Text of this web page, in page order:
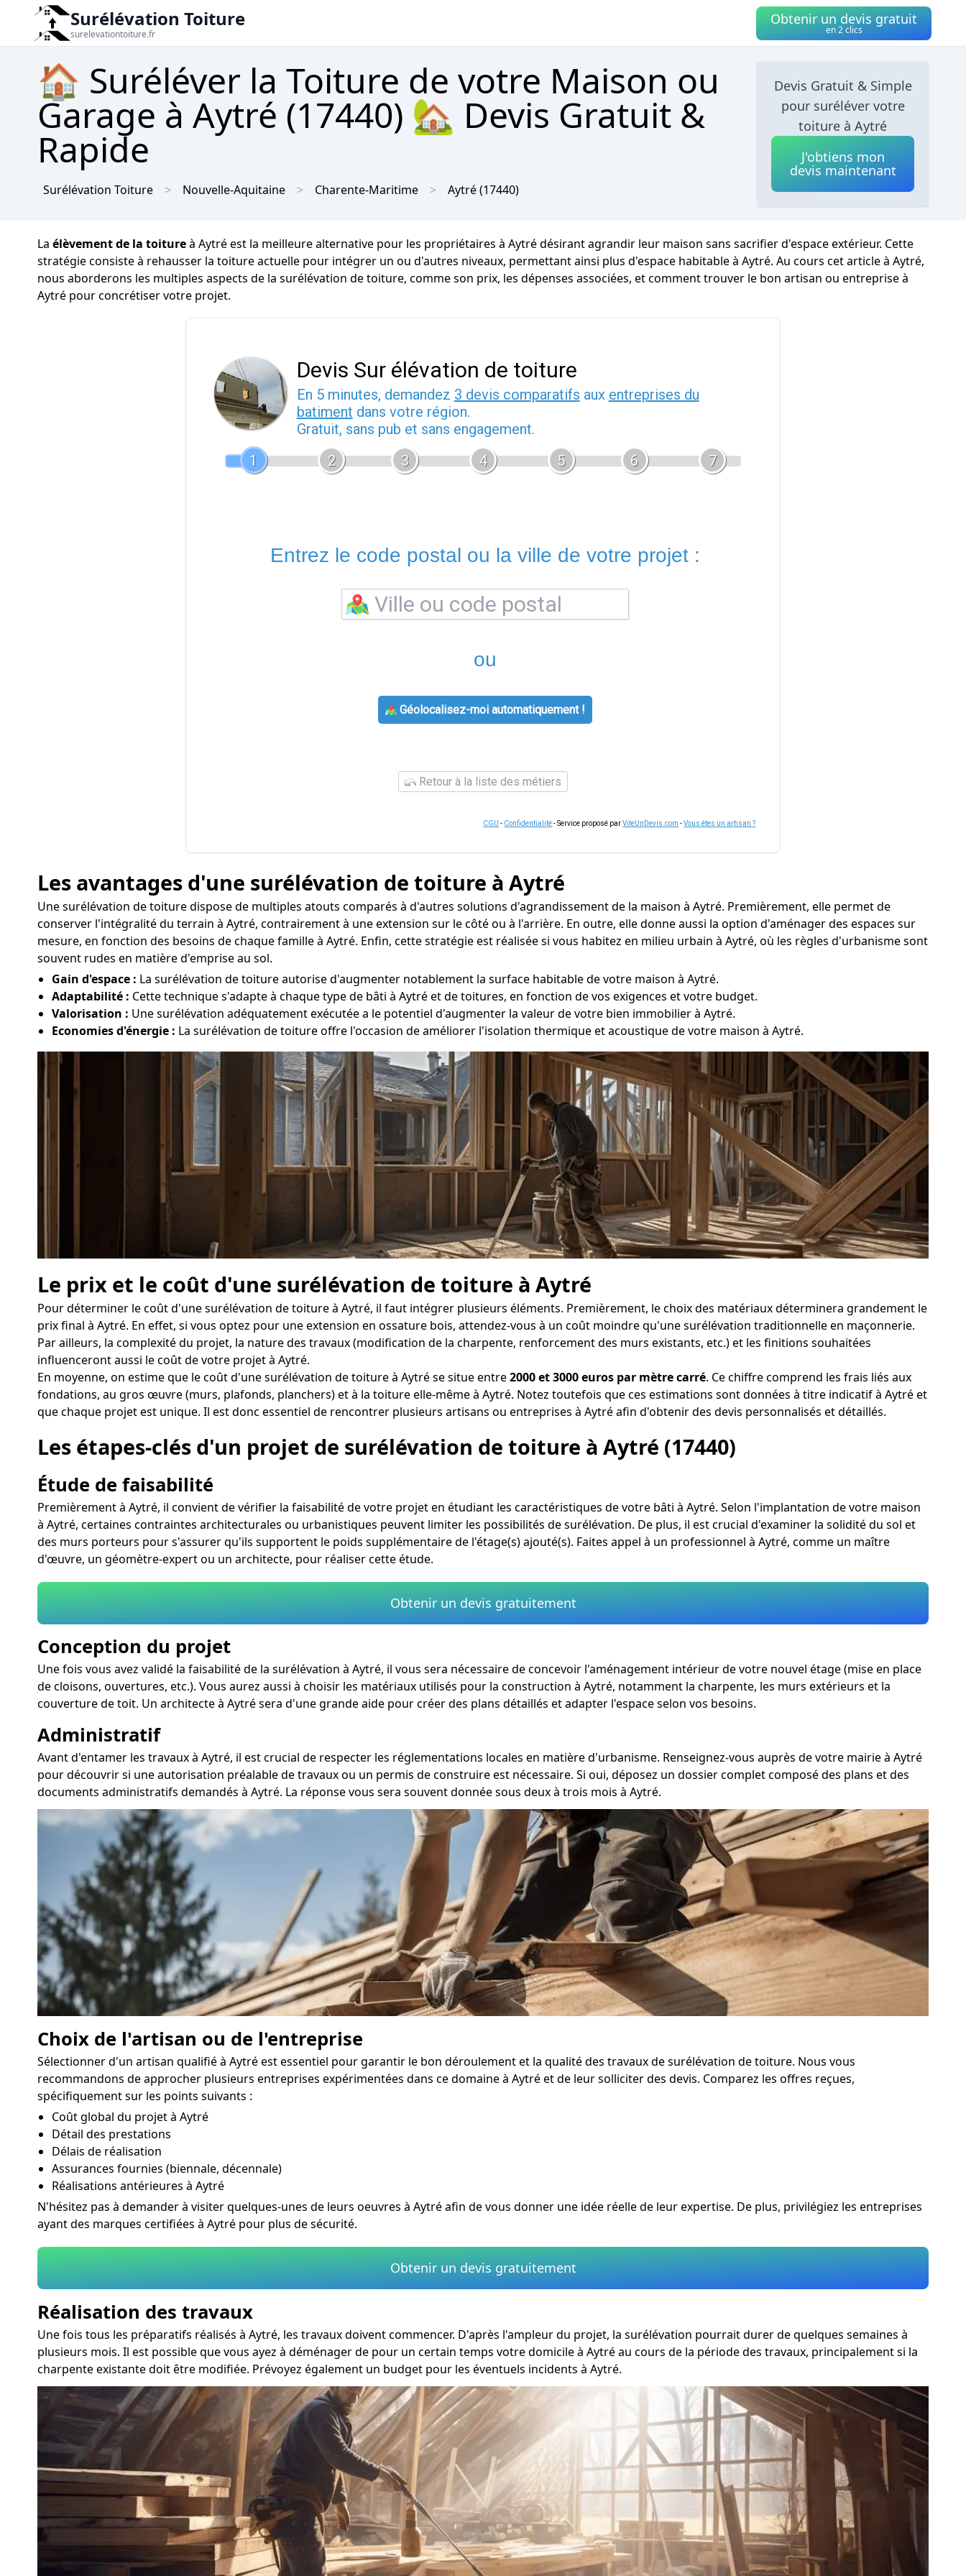
Surélévation Toiture
surelevationtoiture.fr
Obtenir un devis gratuit
en 2 clics
🏠 Suréléver la Toiture de votre Maison ou
Garage à Aytré (17440) 🏡 Devis Gratuit &
Rapide
Surélévation Toiture Nouvelle-Aquitaine Charente-Maritime Aytré(17440)
Devis Gratuit & Simple
pour suréléver votre
toiture à Aytré
J'obtiens mon
devis maintenant
La élèvement de la toitureà Aytré est la meilleure alternative pour les propriétaires à Aytré désirant agrandir leur maison sans sacrifier d'espace extérieur. Cette
stratégie consiste à rehausser la toiture actuelle pour intégrer un ou d'autres niveaux, permettant ainsi plus d'espace habitable à Aytré. Au cours cet article à Aytré,
nous aborderons les multiples aspects de la surélévation de toiture, comme son prix, les dépenses associées, et comment trouver le bon artisan ou entreprise à
Aytré pour concrétiser votre projet.
Devis Sur élévation de toiture
En 5 minutes, demandez 3 devis comparatifs aux entreprises du
batiment dans votre région.
Gratuit, sans pub et sans engagement.
1
2 3 4 5 6 7
Entrez le code postal ou la ville de votre projet :
ou
Géolocalisez-moi automatiquement !
Retour à la liste des métiers
CGU - Confidentialité- Service proposé parViteUnDevis.com -Vous êtes un artisan ?
Les avantages d'une surélévation de toiture à Aytré
Une surélévation de toiture dispose de multiples atouts comparés à d'autres solutions d'agrandissement de la maison à Aytré. Premièrement, elle permet de
conserver l'intégralité du terrain à Aytré, contrairement à une extension sur le côté ou à l'arrière. En outre, elle donne aussi la option d'aménager des espaces sur
mesure, en fonction des besoins de chaque famille à Aytré. Enfin, cette stratégie est réalisée si vous habitez en milieu urbain à Aytré, où les règles d'urbanisme sont
souvent rudes en matière d'emprise au sol.
Gain d'espace : La surélévation de toiture autorise d'augmenter notablement la surface habitable de votre maison à Aytré.
Adaptabilité : Cette technique s'adapte à chaque type de bâti à Aytré et de toitures, en fonction de vos exigences et votre budget.
Valorisation : Une surélévation adéquatement exécutée a le potentiel d'augmenter la valeur de votre bien immobilier à Aytré.
Economies d'énergie : La surélévation de toiture offre l'occasion de améliorer l'isolation thermique et acoustique de votre maison à Aytré.
Le prix et le coût d'une surélévation de toiture à Aytré
Pour déterminer le coût d'une surélévation de toiture à Aytré, il faut intégrer plusieurs éléments. Premièrement, le choix des matériaux déterminera grandement le
prix final à Aytré. En effet, si vous optez pour une extension en ossature bois, attendez-vous à un coût moindre qu'une surélévation traditionnelle en maçonnerie.
Par ailleurs, la complexité du projet, la nature des travaux (modification de la charpente, renforcement des murs existants, etc.) et les finitions souhaitées
influenceront aussi le coût de votre projet à Aytré.
En moyenne, on estime que le coût d'une surélévation de toiture à Aytré se situe entre2000 et 3000 euros par mètre carré. Ce chiffre comprend les frais liés aux
fondations, au gros œuvre (murs, plafonds, planchers) et à la toiture elle-même à Aytré. Notez toutefois que ces estimations sont données à titre indicatif à Aytré et
que chaque projet est unique. Il est donc essentiel de rencontrer plusieurs artisans ou entreprises à Aytré afin d'obtenir des devis personnalisés et détaillés.
Les étapes-clés d'un projet de surélévation de toiture à Aytré (17440)
Étude de faisabilité
Premièrement à Aytré, il convient de vérifier la faisabilité de votre projet en étudiant les caractéristiques de votre bâti à Aytré. Selon l'implantation de votre maison
à Aytré, certaines contraintes architecturales ou urbanistiques peuvent limiter les possibilités de surélévation. De plus, il est crucial d'examiner la solidité du sol et
des murs porteurs pour s'assurer qu'ils supportent le poids supplémentaire de l'étage(s) ajouté(s). Faites appel à un professionnel à Aytré, comme un maître
d'œuvre, un géomètre-expert ou un architecte, pour réaliser cette étude.
Obtenir un devis gratuitement
Conception du projet
Une fois vous avez validé la faisabilité de la surélévation à Aytré, il vous sera nécessaire de concevoir l'aménagement intérieur de votre nouvel étage (mise en place
de cloisons, ouvertures, etc.). Vous aurez aussi à choisir les matériaux utilisés pour la construction à Aytré, notamment la charpente, les murs extérieurs et la
couverture de toit. Un architecte à Aytré sera d'une grande aide pour créer des plans détaillés et adapter l'espace selon vos besoins.
Administratif
Avant d'entamer les travaux à Aytré, il est crucial de respecter les réglementations locales en matière d'urbanisme. Renseignez-vous auprès de votre mairie à Aytré
pour découvrir si une autorisation préalable de travaux ou un permis de construire est nécessaire. Si oui, déposez un dossier complet composé des plans et des
documents administratifs demandés à Aytré. La réponse vous sera souvent donnée sous deux à trois mois à Aytré.
Choix de l'artisan ou de l'entreprise
Sélectionner d'un artisan qualifié à Aytré est essentiel pour garantir le bon déroulement et la qualité des travaux de surélévation de toiture. Nous vous
recommandons de approcher plusieurs entreprises expérimentées dans ce domaine à Aytré et de leur solliciter des devis. Comparez les offres reçues,
spécifiquement sur les points suivants :
Coût global du projet à Aytré
Détail des prestations
Délais de réalisation
Assurances fournies (biennale, décennale)
Réalisations antérieures à Aytré
N'hésitez pas à demander à visiter quelques-unes de leurs oeuvres à Aytré afin de vous donner une idée réelle de leur expertise. De plus, privilégiez les entreprises
ayant des marques certifiées à Aytré pour plus de sécurité.
Obtenir un devis gratuitement
Réalisation des travaux
Une fois tous les préparatifs réalisés à Aytré, les travaux doivent commencer. D'après l'ampleur du projet, la surélévation pourrait durer de quelques semaines à
plusieurs mois. Il est possible que vous ayez à déménager de pour un certain temps votre domicile à Aytré au cours de la période des travaux, principalement si la
charpente existante doit être modifiée. Prévoyez également un budget pour les éventuels incidents à Aytré.